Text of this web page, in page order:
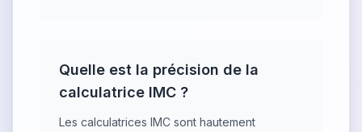
Quelle est la précision de la
calculatrice IMC ?
Les calculatrices IMC sont hautement